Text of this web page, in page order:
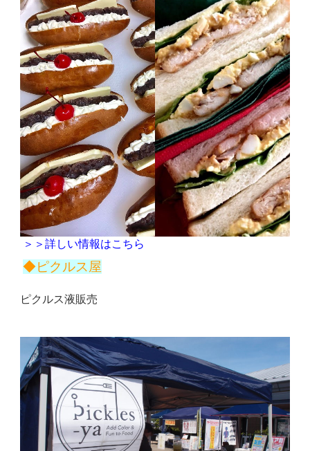
＞＞詳しい情報はこちら
◆ピクルス屋
ピクルス液販売